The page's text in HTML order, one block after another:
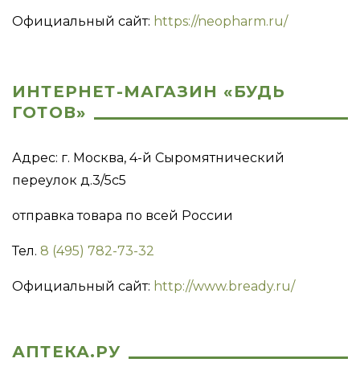
Официальный сайт: https://neopharm.ru/
ИНТЕРНЕТ-МАГАЗИН «БУДЬ
ГОТОВ»
Адрес: г. Москва, 4-й Сыромятнический
переулок д.3/5с5
отправка товара по всей России
Тел. 8 (495) 782-73-32
Официальный сайт: http://www.bready.ru/
АПТЕКА.РУ